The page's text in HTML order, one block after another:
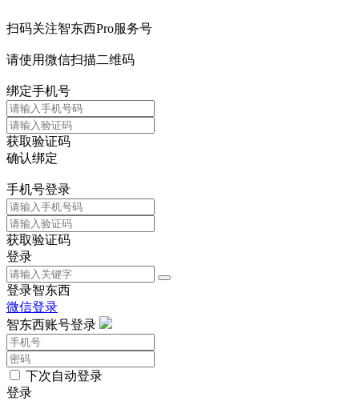
扫码关注智东西Pro服务号
请使用微信扫描二维码
绑定手机号
获取验证码
确认绑定
手机号登录
获取验证码
登录
登录智东西
微信登录
智东西账号登录
下次自动登录
登录